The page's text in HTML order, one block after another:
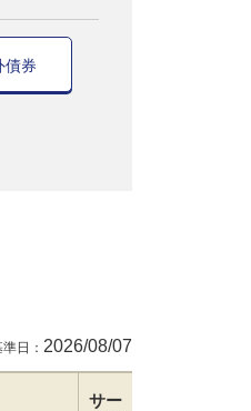
債券
日： 2026/08/07
サー